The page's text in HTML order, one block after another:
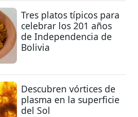
Tres platos típicos para
celebrar los 201 años
de Independencia de
Bolivia
Descubren vórtices de
plasma en la superficie
del Sol